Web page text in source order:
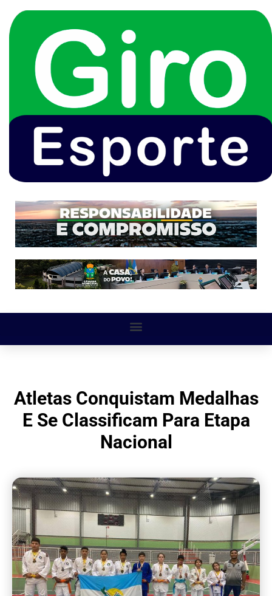
Atletas Conquistam Medalhas
E Se Classificam Para Etapa
Nacional